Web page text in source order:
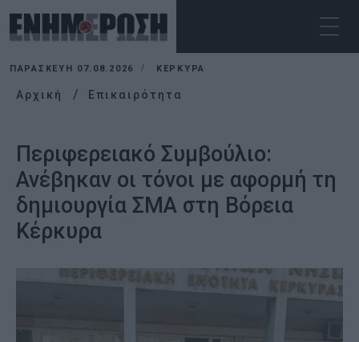
ΠΑΡΑΣΚΕΥΉ 07.08.2026 ΚΕΡΚΥΡΑ
Αρχική Επικαιρότητα
Περιφερειακό Συμβούλιο:
Ανέβηκαν οι τόνοι με αφορμή τη
δημιουργία ΣΜΑ στη Βόρεια
Κέρκυρα